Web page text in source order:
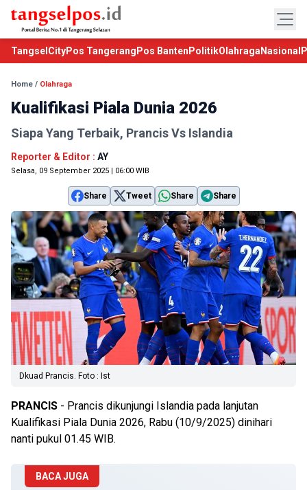
TangselCityPos Tangerang Pos Banten PolitikOlahraga Nasional
Home / Olahraga
Kualifikasi Piala Dunia 2026
Siapa Yang Terbaik, Prancis Vs Islandia
Reporter & Editor : AY
Selasa, 09 September 2025 | 06:00 WIB
Share Tweet Share Share
Dkuad Prancis. Foto : Ist
PRANCIS - Prancis dikunjungi Islandia pada lanjutan
Kualifikasi Piala Dunia 2026, Rabu (10/9/2025) dinihari
nanti pukul 01.45 WIB.
BACA JUGA